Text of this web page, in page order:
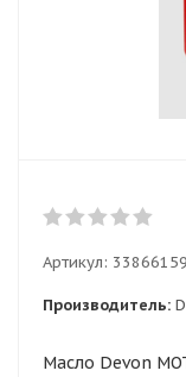
Артикул:
Производитель:
Масло Devon